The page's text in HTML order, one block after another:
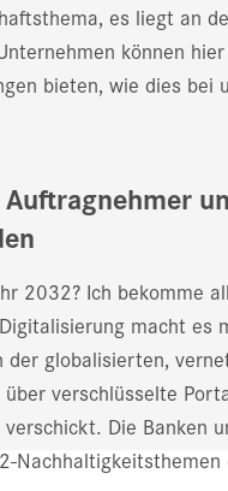
es liegt an
können
bieten, wie dies bei
2032? Ich bekomme
macht es
der globalisierten,
verschlüsselte
Die Banken